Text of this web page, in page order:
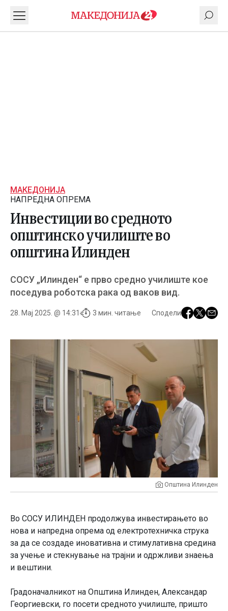
МАКЕДОНИЈА
НАПРЕДНА ОПРЕМА
Инвестиции во средното
општинско училиште во
општина Илинден
СОСУ „Илинден“ е прво средно училиште кое
поседува роботска рака од ваков вид.
28. Мај 2025. @ 14:31 3 мин. читање Сподели
Општина Илинден
Во СОСУ ИЛИНДЕН продолжува инвестирањето во
нова и напредна опрема од електротехничка струка
за да се создаде иновативна и стимулативна средина
за учење и стекнување на трајни и одржливи знаења
и вештини.
Градоначалникот на Општина Илинден, Александар
Георгиевски, го посети средното училиште, пришто